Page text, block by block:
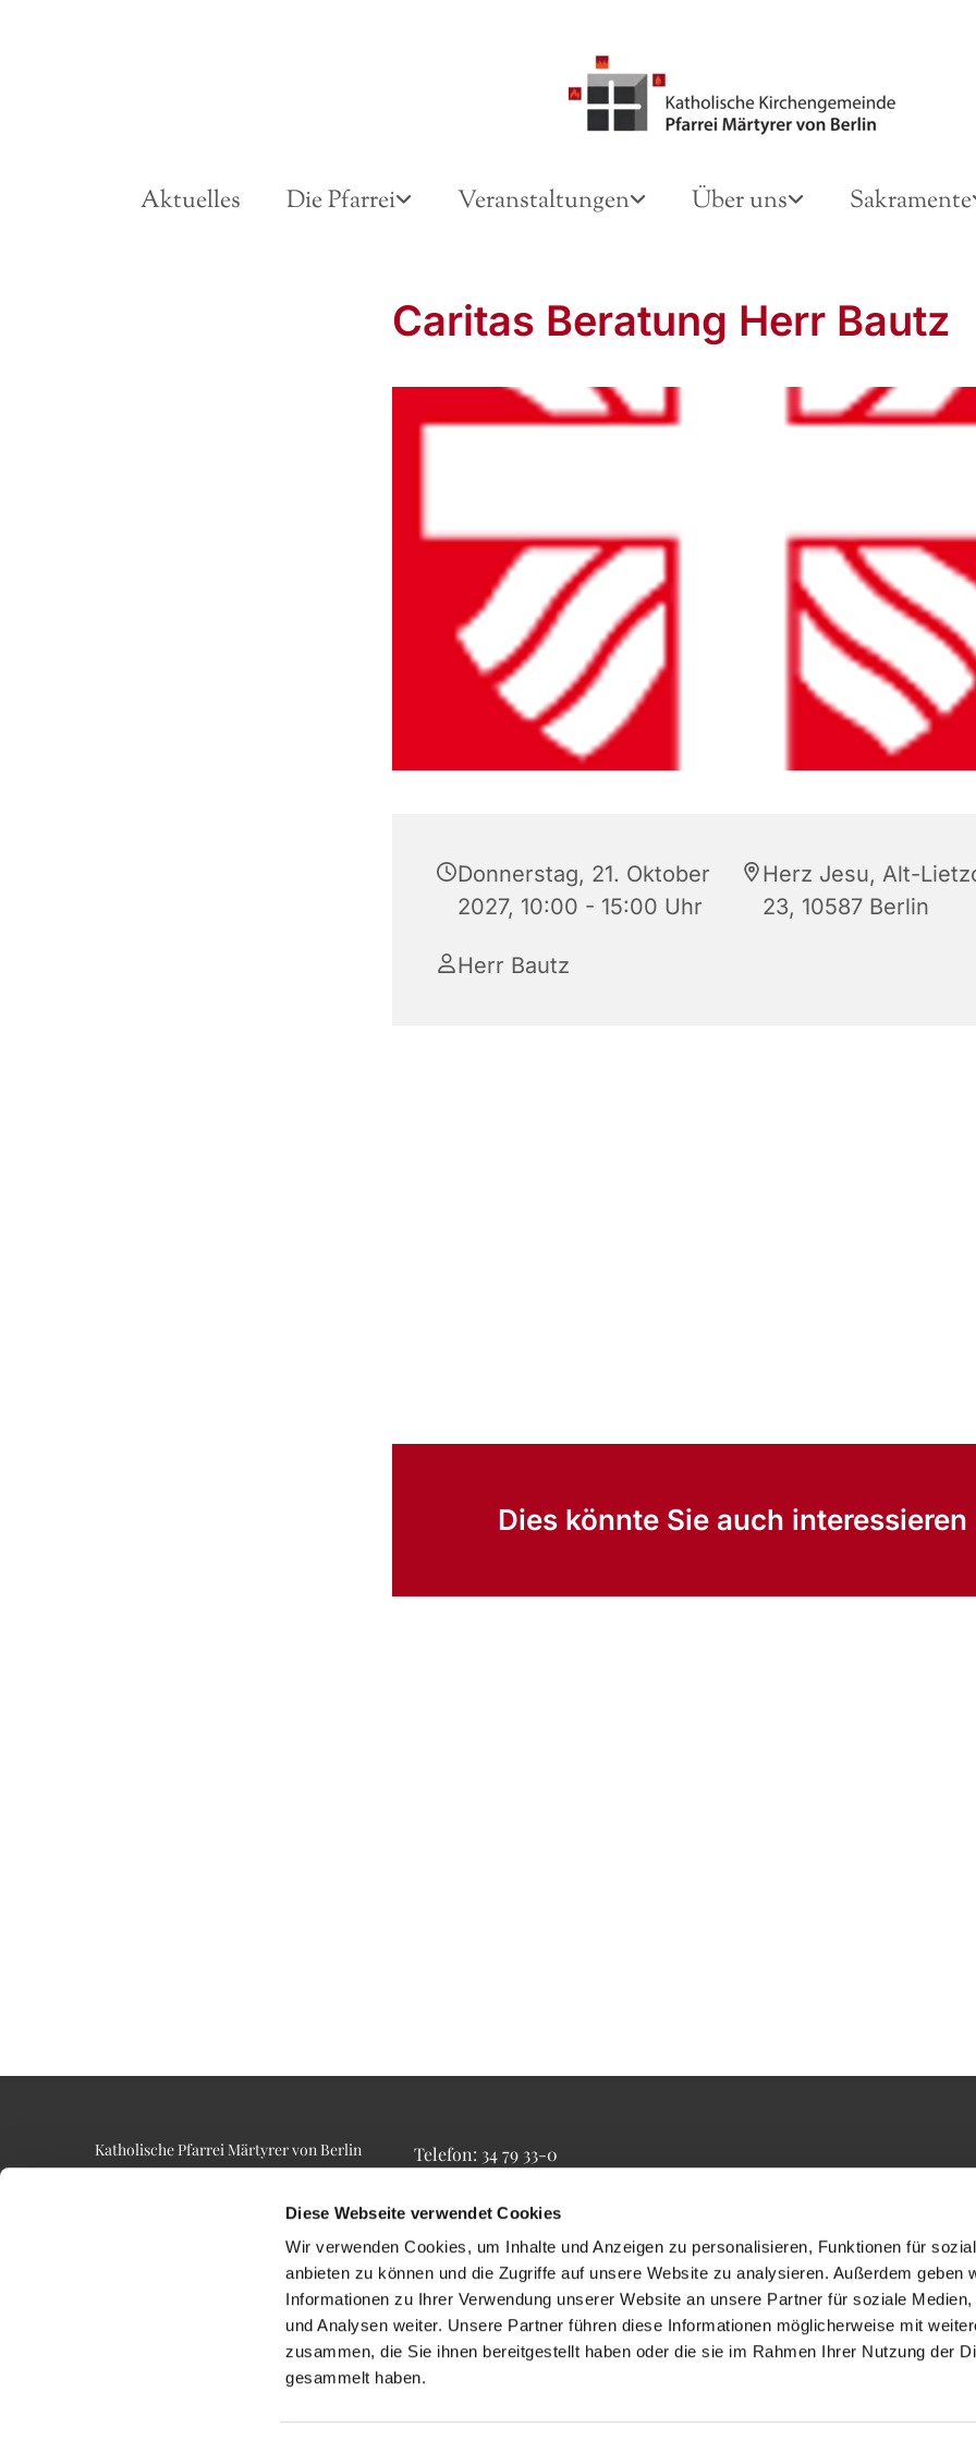
Diese Webseite verwendet Cookies
Wir verwenden Cookies, um Inhalte und Anzeigen zu personalisieren, Funktionen für
anbieten zu können und die Zugriffe auf unsere Website zu analysieren. Außerdem geben
Informationen zu Ihrer Verwendung unserer Website an unsere Partner für soziale Medien,
und Analysen weiter. Unsere Partner führen diese Informationen möglicherweise mit
zusammen, die Sie ihnen bereitgestellt haben oder die sie im Rahmen Ihrer Nutzung der
gesammelt haben.
Aktuelles Die Pfarrei Veranstaltungen Über uns Sakramente
Caritas Beratung Herr Bautz
Donnerstag, 21. Oktober
2027, 10:00 - 15:00 Uhr
Herz Jesu, Alt-
23, 10587 Berlin
Herr Bautz
Dies könnte Sie auch interessieren
Katholische Pfarrei Märtyrer von Berlin
Alt-Lietzow 23
Telefon: 34 79 33-0
Email: pfarrbuero@maertyrer-von-berlin.de
Impressum ChurchDesk-Login